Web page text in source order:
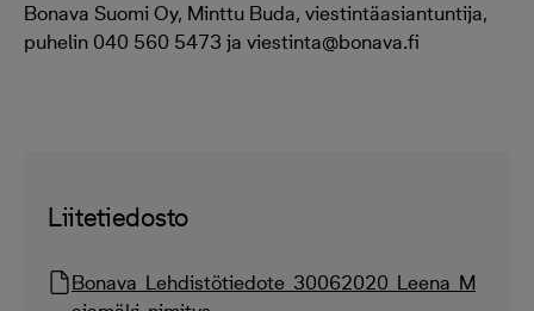
Bonava Suomi Oy, Minttu Buda, viestintäasiantuntija,
puhelin 040 560 5473 ja viestinta@bonava.fi
Liitetiedosto
Bonava_Lehdistötiedote_30062020_Leena_M